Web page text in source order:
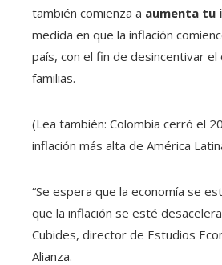
también comienza a aumenta tu
medida en que la inflación
país, con el fin de desincentivar el
familias.
(Lea también: Colombia cerró el
inflación más alta de América
“Se espera que la economía se
que la inflación se esté
Cubides, director de Estudios
Alianza.